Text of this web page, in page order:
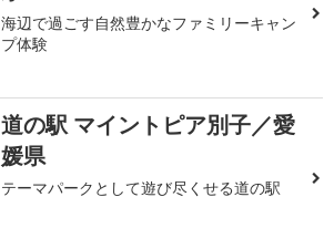
海辺で過ごす自然豊かなファミリーキャン
プ体験
道の駅 マイントピア別子／愛
媛県
テーマパークとして遊び尽くせる道の駅